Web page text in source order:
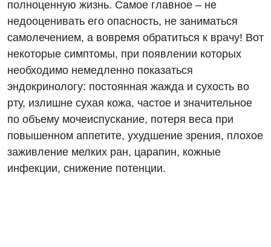
Педиатрия
полноценную жизнь. Самое главное – не
недооценивать его опасность, не заниматься
самолечением, а вовремя обратиться к врачу! Вот
некоторые симптомы, при появлении которых
необходимо немедленно показаться
эндокринологу: постоянная жажда и сухость во
рту, излишне сухая кожа, частое и значительное
по объему мочеиспускание, потеря веса при
повышенном аппетите, ухудшение зрения, плохое
заживление мелких ран, царапин, кожные
инфекции, снижение потенции.